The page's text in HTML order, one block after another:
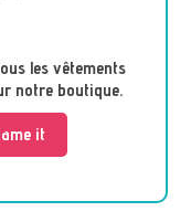
les vêtements
notre boutique.
it